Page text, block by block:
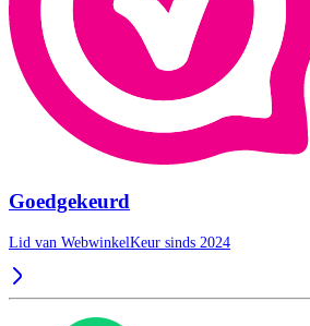
Goedgekeurd
Lid van WebwinkelKeur sinds 2024